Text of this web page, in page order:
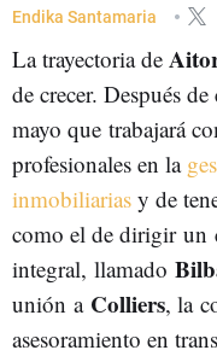
EUSKADI FÚTBOL
Endika Santamaria
La trayectoria de
de crecer. Después
mayo que trabajará
profesionales en la
inmobiliarias y de
como el de dirigir un
integral, llamado
unión a Colliers, la
asesoramiento en